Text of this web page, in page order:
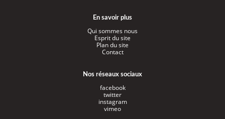
En savoir plus
Qui sommes nous
Esprit du site
Plan du site
Contact
Nos réseaux sociaux
facebook
twitter
instagram
vimeo